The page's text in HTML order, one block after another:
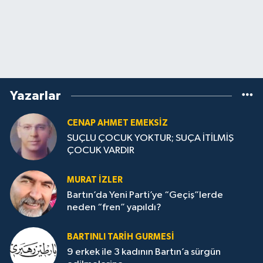
Yazarlar
CENAP AHMET EMEKSİZ
SUÇLU ÇOCUK YOKTUR; SUÇA İTİLMİŞ
ÇOCUK VARDIR
MURAT İZLER
Bartın’da Yeni Parti’ye “Geçiş”lerde
neden “fren” yapıldı?
BARTINLI TARIH GURMESI
9 erkek ile 3 kadının Bartın’a sürgün